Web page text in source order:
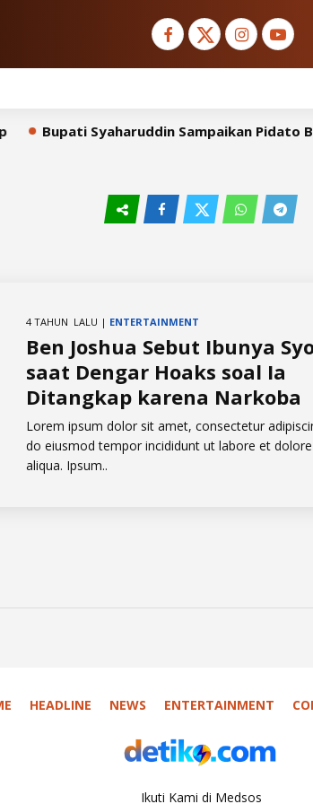
Bupati Syaharuddin Sampaikan Pidato
4 TAHUN LALU | ENTERTAINMENT
Ben Joshua Sebut Ibunya
saat Dengar Hoaks soal Ia
Ditangkap karena Narkoba
Lorem ipsum dolor sit amet, consectetur
do eiusmod tempor incididunt ut labore et
aliqua. Ipsum..
HEADLINE NEWS ENTERTAINMENT
Ikuti Kami di Medsos